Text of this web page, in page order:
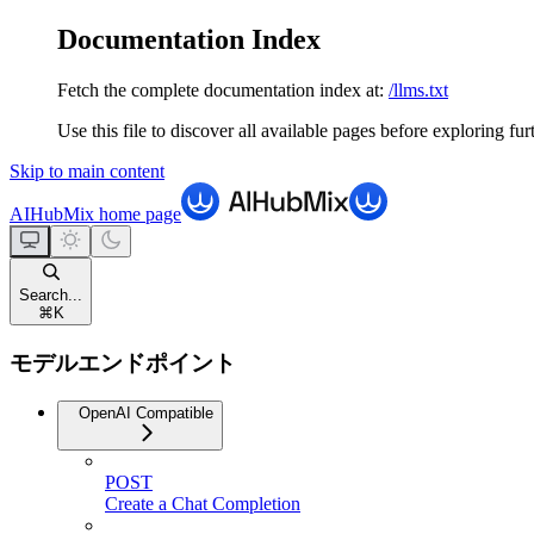
Documentation Index
Fetch the complete documentation index at: /llms.txt
Use this file to discover all available pages before exploring
Skip to main content
AIHubMix home page
Search...
⌘ K
モデルエンドポイント
OpenAI Compatible
POST
Create a Chat Completion